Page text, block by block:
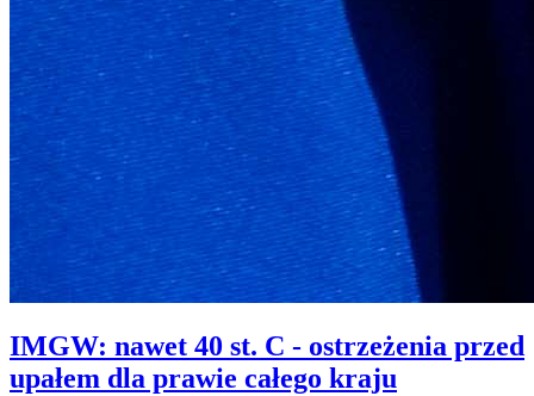
IMGW: nawet 40 st. C - ostrzeżenia przed
upałem dla prawie całego kraju